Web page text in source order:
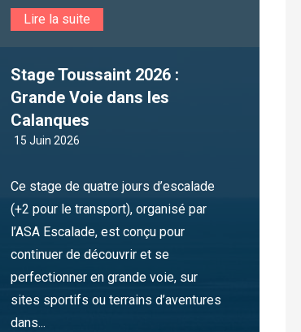
Lire la suite
Stage Toussaint 2026 :
Grande Voie dans les
Calanques
15 Juin 2026
Ce stage de quatre jours d’escalade
(+2 pour le transport), organisé par
l’ASA Escalade, est conçu pour
continuer de découvrir et se
perfectionner en grande voie, sur
sites sportifs ou terrains d’aventures
dans...